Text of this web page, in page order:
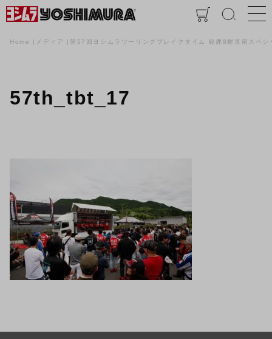
Home メディア 第57回ヨシムラツーリングブレイクタイム 鈴鹿8耐直前スペシ
57th_tbt_17